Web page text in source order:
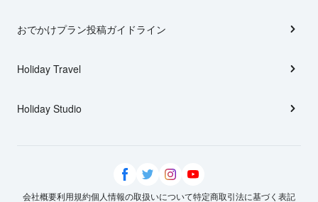
おでかけプラン投稿ガイドライン
Holiday Travel
Holiday Studio
会社概要利用規約個人情報の取扱いについて特定商取引法に基づく表記